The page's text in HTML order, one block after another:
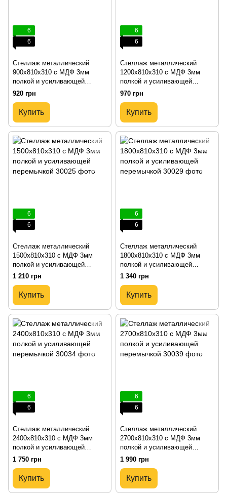
6
6
Стеллаж металлический
900х810х310 с МДФ 3мм
полкой и усиливающей
перемычкой
920 грн
Купить
6
6
Стеллаж металлический
1200х810х310 с МДФ 3мм
полкой и усиливающей
перемычкой
970 грн
Купить
6
6
Стеллаж металлический
1500х810х310 с МДФ 3мм
полкой и усиливающей
перемычкой
1 210 грн
Купить
6
6
Стеллаж металлический
1800х810х310 с МДФ 3мм
полкой и усиливающей
перемычкой
1 340 грн
Купить
6
6
Стеллаж металлический
2400х810х310 с МДФ 3мм
полкой и усиливающей
перемычкой
1 750 грн
Купить
6
6
Стеллаж металлический
2700х810х310 с МДФ 3мм
полкой и усиливающей
перемычкой
1 990 грн
Купить